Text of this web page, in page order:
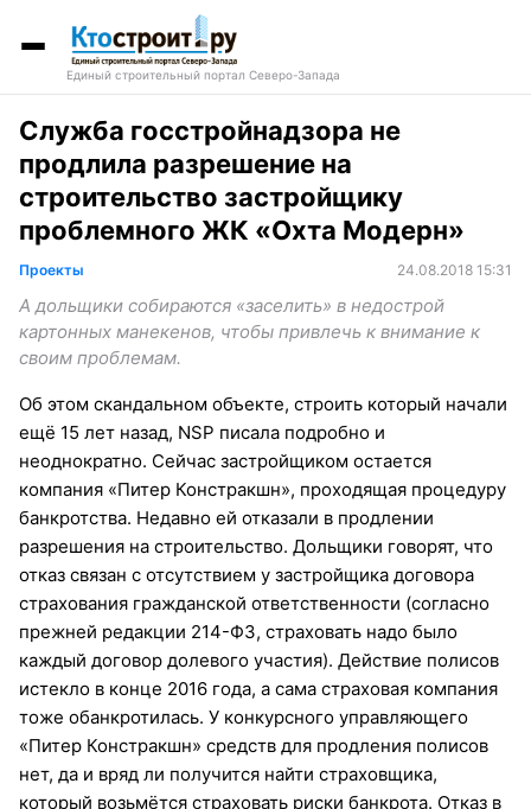
Единый строительный портал Северо-Запада
Служба госстройнадзора не
продлила разрешение на
строительство застройщику
проблемного ЖК «Охта Модерн»
Проекты 24.08.2018 15:31
А дольщики собираются «заселить» в недострой
картонных манекенов, чтобы привлечь к внимание к
своим проблемам.
Об этом скандальном объекте, строить который начали
ещё 15 лет назад, NSP писала подробно и
неоднократно. Сейчас застройщиком остается
компания «Питер Констракшн», проходящая процедуру
банкротства. Недавно ей отказали в продлении
разрешения на строительство. Дольщики говорят, что
отказ связан с отсутствием у застройщика договора
страхования гражданской ответственности (согласно
прежней редакции 214-ФЗ, страховать надо было
каждый договор долевого участия). Действие полисов
истекло в конце 2016 года, а сама страховая компания
тоже обанкротилась. У конкурсного управляющего
«Питер Констракшн» средств для продления полисов
нет, да и вряд ли получится найти страховщика,
который возьмётся страховать риски банкрота. Отказ в